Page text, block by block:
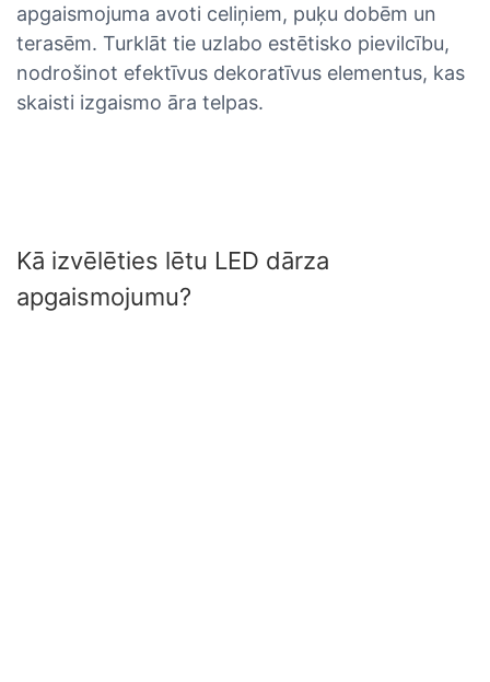
apgaismojuma avoti celiņiem, puķu dobēm un
terasēm. Turklāt tie uzlabo estētisko pievilcību,
nodrošinot efektīvus dekoratīvus elementus, kas
skaisti izgaismo āra telpas.
Kā izvēlēties lētu LED dārza
apgaismojumu?